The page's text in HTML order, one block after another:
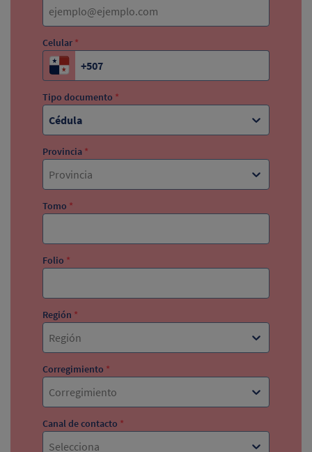
Celular *
Tipo documento *
Cédula
Provincia *
Provincia
Tomo *
Folio *
Región *
Región
Corregimiento *
Corregimiento
Canal de contacto *
Selecciona